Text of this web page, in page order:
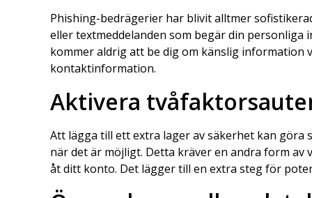
Phishing-bedrägerier har blivit alltmer
eller textmeddelanden som begär din
kommer aldrig att be dig om känslig information
kontaktinformation.
Aktivera
Att lägga till ett extra lager av säkerhet kan
när det är möjligt. Detta kräver en andra form av
åt ditt konto. Det lägger till en extra steg för